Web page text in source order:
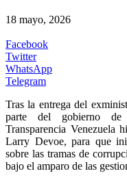
18 mayo, 2026
Facebook
Twitter
WhatsApp
Telegram
Tras la entrega del
parte del gobierno de
Transparencia Venezuela
Larry Devoe, para que
sobre las tramas de
bajo el amparo de las